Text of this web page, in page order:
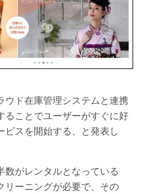
ウド在庫管理システムと連携
ることでユーザーがすぐに好
スを開始する、と発表し
数がレンタルとなっている
リーニングが必要で、その